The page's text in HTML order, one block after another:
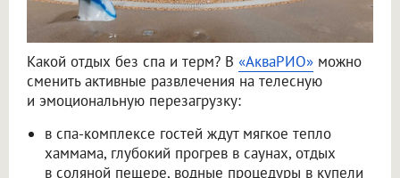
Какой отдых без спа и терм? В «АкваРИО» можно
сменить активные развлечения на телесную
и эмоциональную перезагрузку:
в спа-комплексе гостей ждут мягкое тепло
хаммама, глубокий прогрев в саунах, отдых
в соляной пещере, водные процедуры в купели